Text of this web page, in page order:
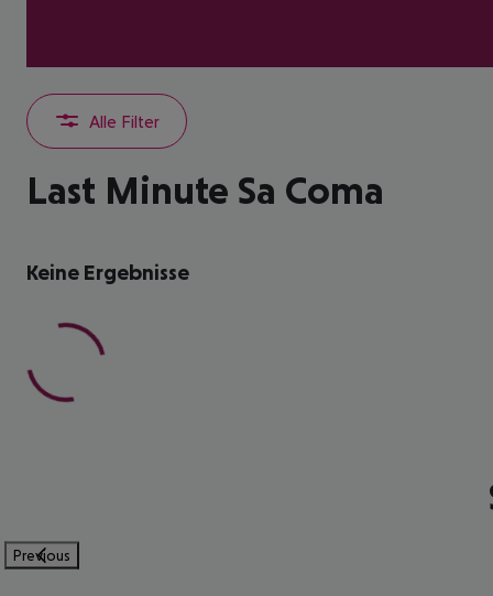
Alle Filter
Last Minute Sa Coma
Keine Ergebnisse
Previous